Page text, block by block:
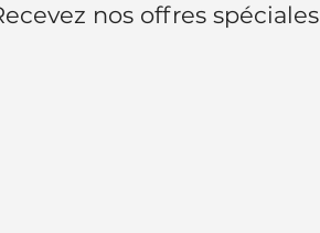
nos offres spéciales